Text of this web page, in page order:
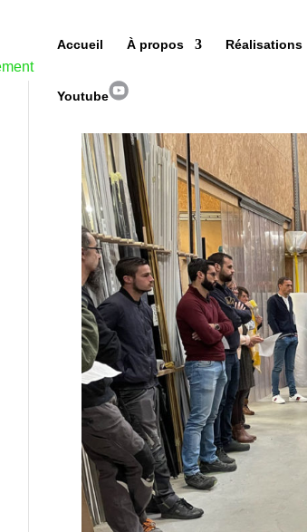
Accueil À propos Réalisations
Youtube